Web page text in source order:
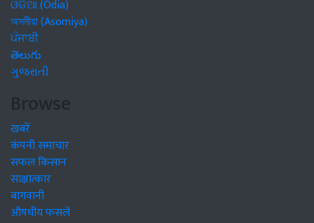
ଓଡିଆ (Odia)
অসমীয়া (Asomiya)
ਪੰਜਾਬੀ
తెలుగు
ગુજરાતી
Browse
खबरें
कंपनी समाचार
सफल किसान
साक्षात्कार
बागवानी
औषधीय फसलें